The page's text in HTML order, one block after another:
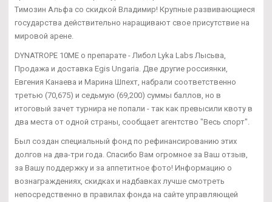
Tимозин Альфа со скидкой Владимир! Крупные развивающиеся
государства действительно наращивают свое присутствие на
мировой арене.
DYNATROPE 10ME о препарате - Либол Lyka Labs Лысьва,
Продажа и доставка Egis Ungaria. Две другие россиянки,
Евгения Канаева и Марина Шпехт, набрали соответственно
третью (70,675) и седьмую (69,200) суммы баллов, но в
итоговый зачет турнира не попали - так как превысили квоту в
два места от одной страны, сообщает агентство "Весь спорт".
Был создан специальный фонд по рефинансированию этих
долгов на два-три года. Спасибо Вам огромное за Ваш отзыв,
за Вашу поддержку и за аппетитное фото! Информацию о
вознаграждениях, скидках и надбавках лучше смотреть
непосредственно в правилах фонда на сайте управляющей